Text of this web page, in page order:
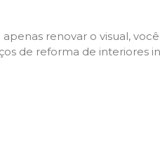
renovar o visual,
de reforma de interiores